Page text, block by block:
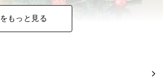
もっと見る